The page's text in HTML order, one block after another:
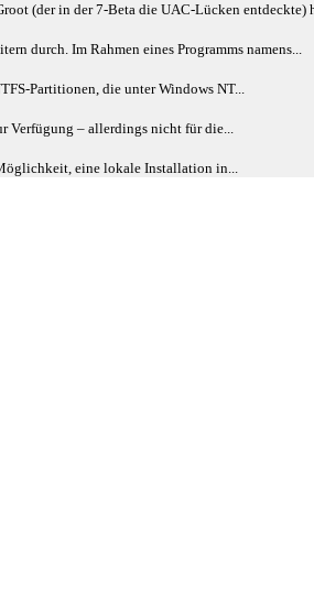
(der in der 7-Beta die UAC-Lücken entdeckte)
durch. Im Rahmen eines Programms namens...
Partitionen, die unter Windows NT...
Verfügung – allerdings nicht für die...
eine lokale Installation in...